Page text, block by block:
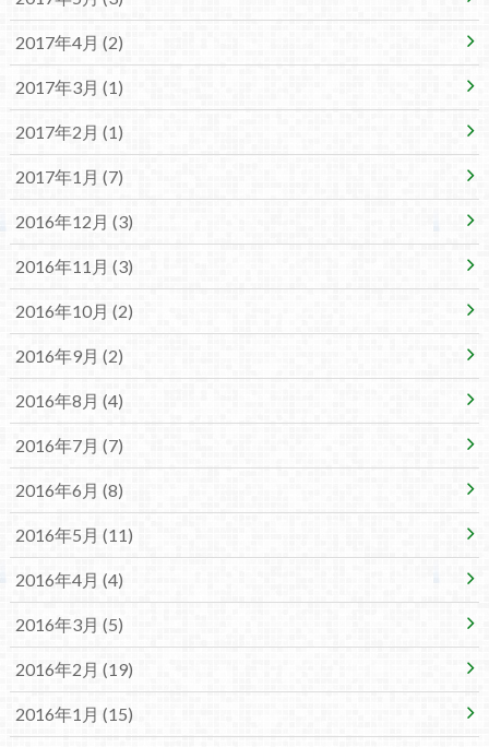
2017年4月 (2)
2017年3月 (1)
2017年2月 (1)
2017年1月 (7)
2016年12月 (3)
2016年11月 (3)
2016年10月 (2)
2016年9月 (2)
2016年8月 (4)
2016年7月 (7)
2016年6月 (8)
2016年5月 (11)
2016年4月 (4)
2016年3月 (5)
2016年2月 (19)
2016年1月 (15)